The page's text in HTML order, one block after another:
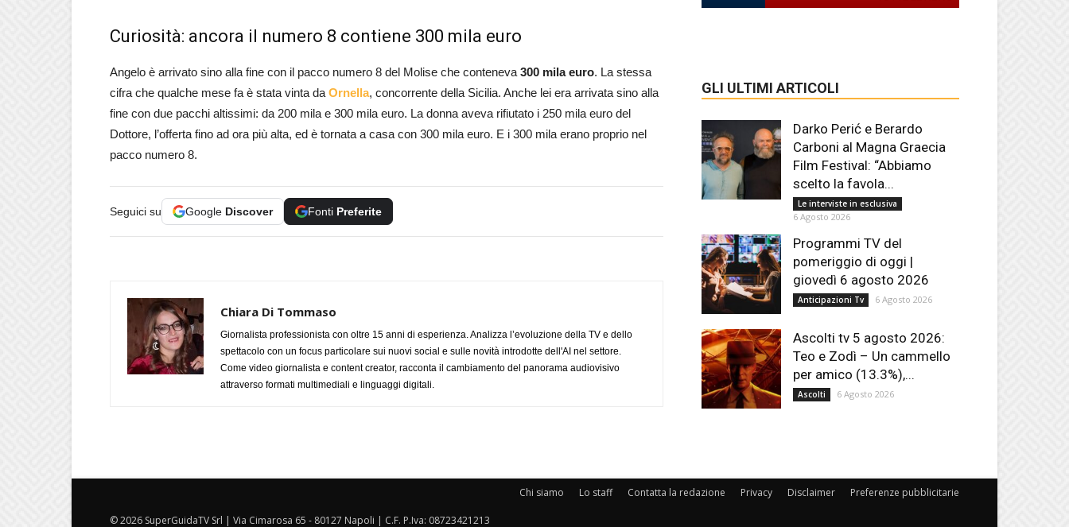
Curiosità: ancora il numero 8 contiene 300 mila euro
Angelo è arrivato sino alla fine con il pacco numero 8 del Molise che conteneva 300 mila euro. La stessa
cifra che qualche mese fa è stata vinta da Ornella, concorrente della Sicilia. Anche lei era arrivata sino alla
fine con due pacchi altissimi: da 200 mila e 300 mila euro. La donna aveva rifiutato i 250 mila euro del
Dottore, l’offerta fino ad ora più alta, ed è tornata a casa con 300 mila euro. E i 300 mila erano proprio nel
pacco numero 8.
Seguici su Google Discover Fonti Preferite
Chiara Di Tommaso
Giornalista professionista con oltre 15 anni di esperienza. Analizza l’evoluzione della TV e dello
spettacolo con un focus particolare sui nuovi social e sulle novità introdotte dell'AI nel settore.
Come video giornalista e content creator, racconta il cambiamento del panorama audiovisivo
attraverso formati multimediali e linguaggi digitali.
GLI ULTIMI ARTICOLI
Darko Perić e Berardo
Carboni al Magna Graecia
Film Festival: “Abbiamo
scelto la favola...
Le interviste in esclusiva
6 Agosto 2026
Programmi TV del
pomeriggio di oggi |
giovedì 6 agosto 2026
Anticipazioni Tv 6 Agosto 2026
Ascolti tv 5 agosto 2026:
Teo e Zodì – Un cammello
per amico (13.3%),...
Ascolti 6 Agosto 2026
Chi siamo Lo staff Contatta la redazione Privacy Disclaimer Preferenze pubblicitarie
© 2026 SuperGuidaTV Srl | Via Cimarosa 65 - 80127 Napoli | C.F. P.Iva: 08723421213